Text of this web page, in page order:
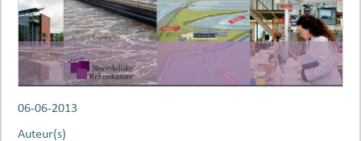
06-06-2013
Auteur(s)